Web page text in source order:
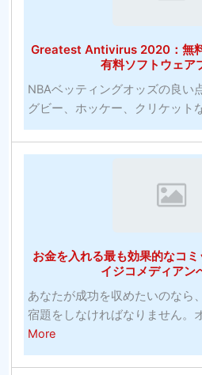
賭
サ
イ
ト-
か？
Greatest Antivirus 2020：無
有料ソフトウェア
NBAベッティングオッズの良い
グビー、ホッケー、クリケット
お金を入れる最も効果的なコ
イジコメディアン
あなたが成功を収めたいのなら
宿題をしなければなりません。
Moreabout
お
金